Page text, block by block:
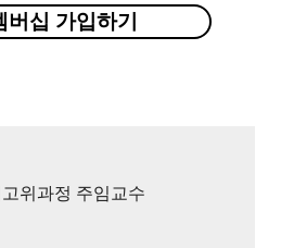
십 가입하기
위과정 주임교수